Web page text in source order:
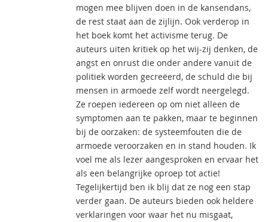
mogen mee blijven doen in de kansendans,
de rest staat aan de zijlijn. Ook verderop in
het boek komt het activisme terug. De
auteurs uiten kritiek op het wij-zij denken, de
angst en onrust die onder andere vanuit de
politiek worden gecreëerd, de schuld die bij
mensen in armoede zelf wordt neergelegd.
Ze roepen iedereen op om niet alleen de
symptomen aan te pakken, maar te beginnen
bij de oorzaken: de systeemfouten die de
armoede veroorzaken en in stand houden. Ik
voel me als lezer aangesproken en ervaar het
als een belangrijke oproep tot actie!
Tegelijkertijd ben ik blij dat ze nog een stap
verder gaan. De auteurs bieden ook heldere
verklaringen voor waar het nu misgaat,